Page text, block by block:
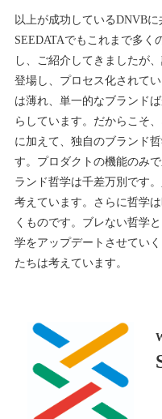
以上が成功しているDNVBに
SEEDATAでもこれまで多く
し、ご紹介してきましたが
登場し、プロセス化されて
は薄れ、単一的なブランド
らしています。だからこそ
に加えて、独自のブランド
す。プロダクトの機能のみ
ランド哲学は千差万別です
考えています。さらに哲学
くものです。ブレない哲学
学をアップデートさせてい
たちは考えています。